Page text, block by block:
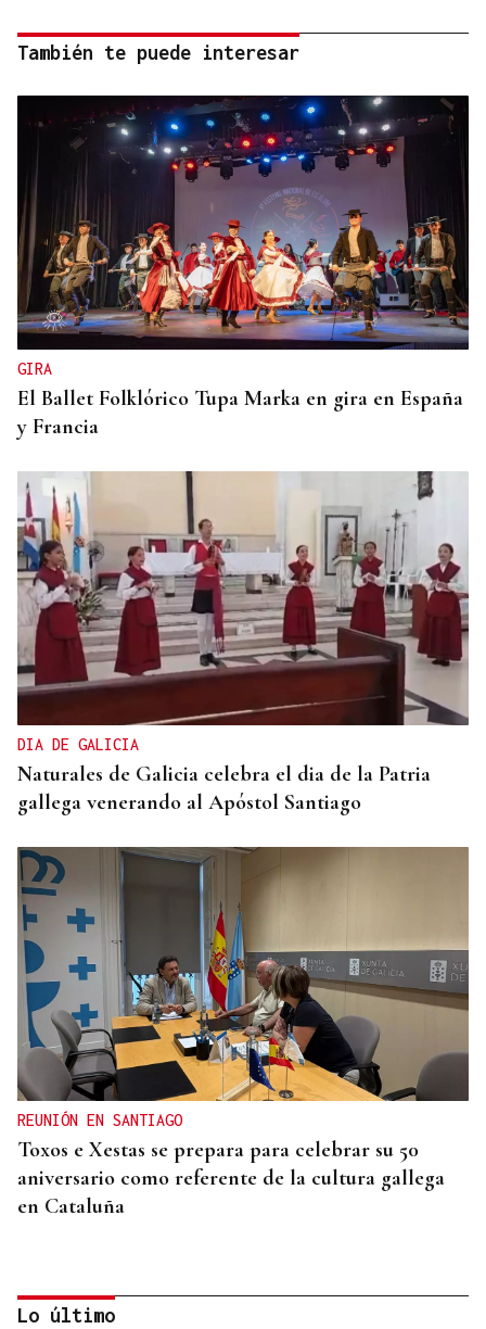
También te puede interesar
GIRA
El Ballet Folklórico Tupa Marka en gira en España
y Francia
DIA DE GALICIA
Naturales de Galicia celebra el dia de la Patria
gallega venerando al Apóstol Santiago
REUNIÓN EN SANTIAGO
Toxos e Xestas se prepara para celebrar su 50
aniversario como referente de la cultura gallega
en Cataluña
Lo último